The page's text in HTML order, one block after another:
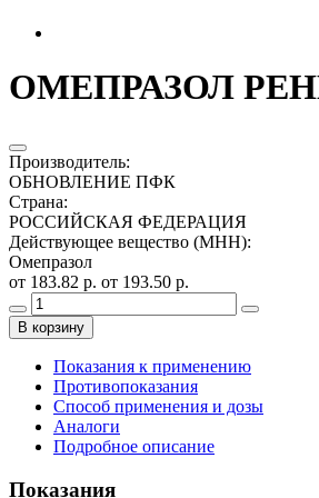
ОМЕПРАЗОЛ
Производитель:
ОБНОВЛЕНИЕ ПФК
Страна:
РОССИЙСКАЯ ФЕДЕРАЦИЯ
Действующее вещество (МНН):
Омепразол
от 183.82 р. от 193.50 р.
В корзину
Показания к применению
Противопоказания
Способ применения и дозы
Аналоги
Подробное описание
Показания